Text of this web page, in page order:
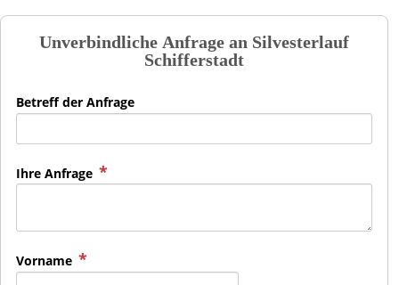
Unverbindliche Anfrage an Silvesterlauf
Schifferstadt
Betreff der Anfrage
Ihre Anfrage
Vorname